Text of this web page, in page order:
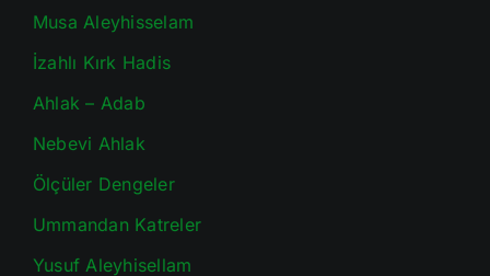
Musa Aleyhisselam
İzahlı Kırk Hadis
Ahlak – Adab
Nebevi Ahlak
Ölçüler Dengeler
Ummandan Katreler
Yusuf Aleyhisellam